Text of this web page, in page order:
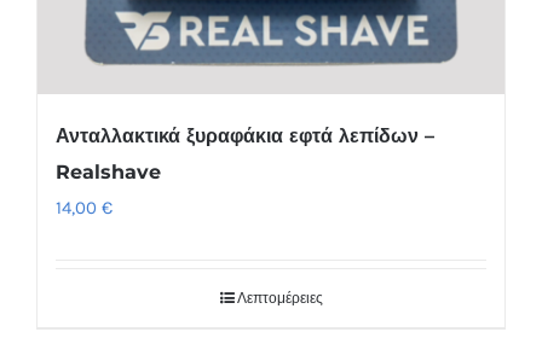
Ανταλλακτικά ξυραφάκια εφτά λεπίδων –
Realshave
14,00 €
Λεπτομέρειες